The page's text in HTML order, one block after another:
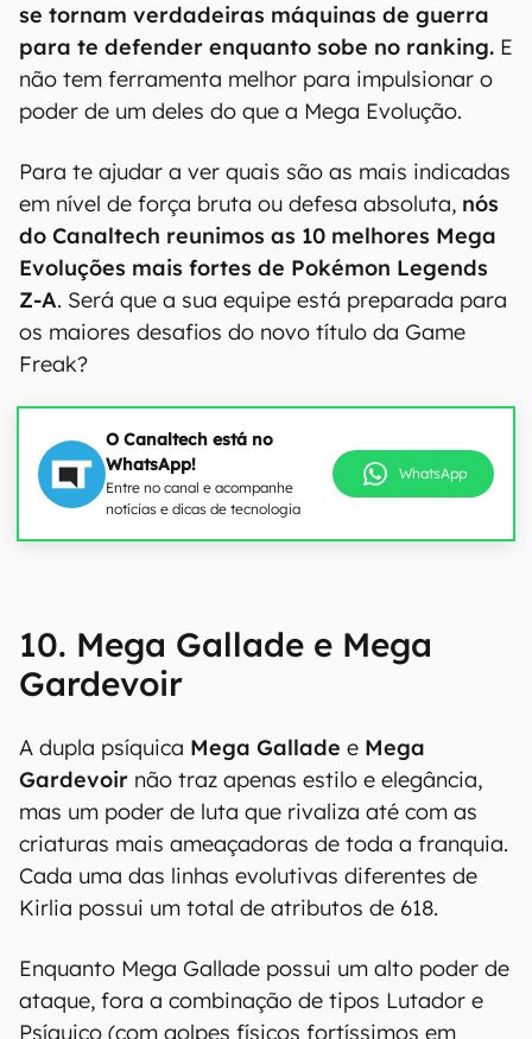
se tornam verdadeiras máquinas de guerra
para te defender enquanto sobe no ranking. E
não tem ferramenta melhor para impulsionar o
poder de um deles do que a Mega Evolução.
Para te ajudar a ver quais são as mais indicadas
em nível de força bruta ou defesa absoluta, nós
do Canaltech reunimos as 10 melhores Mega
Evoluções mais fortes de Pokémon Legends
Z-A. Será que a sua equipe está preparada para
os maiores desafios do novo título da Game
Freak?
O Canaltech está no
WhatsApp!
Entre no canal e acompanhe
notícias e dicas de tecnologia
WhatsApp
10. Mega Gallade e Mega
Gardevoir
A dupla psíquica Mega Gallade e Mega
Gardevoir não traz apenas estilo e elegância,
mas um poder de luta que rivaliza até com as
criaturas mais ameaçadoras de toda a franquia.
Cada uma das linhas evolutivas diferentes de
Kirlia possui um total de atributos de 618.
Enquanto Mega Gallade possui um alto poder de
ataque, fora a combinação de tipos Lutador e
Psíquico (com golpes físicos fortíssimos em